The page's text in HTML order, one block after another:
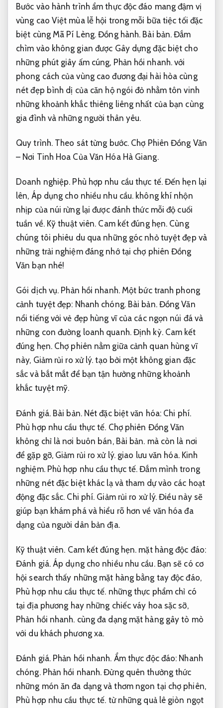
Bước vào hành trình ẩm thực độc đáo mang đậm vị
vùng cao Việt mùa lễ hội trong mỗi bữa tiệc tối đặc
biệt cùng Mã Pí Lèng.Đồng hành. Bài bản. Đắm
chìm vào không gian được Gây dựng đặc biệt cho
những phút giây ấm cúng, Phản hồi nhanh. với
phong cách của vùng cao đương đại hài hòa cùng
nét đẹp bình dị của căn hộ ngói đỏ nhằm tôn vinh
những khoảnh khắc thiêng liêng nhất của bạn cùng
gia đình và những người thân yêu.
Quy trình. Theo sát từng bước. Chợ Phiên Đồng Văn
– Nơi Tinh Hoa Của Văn Hóa Hà Giang.
Doanh nghiệp. Phù hợp nhu cầu thực tế.Đến hẹn lại
lên, Áp dụng cho nhiều nhu cầu. không khí nhộn
nhịp của núi rừng lại được đánh thức mỗi độ cuối
tuần về. Kỹ thuật viên. Cam kết đúng hẹn. Cùng
chúng tôi phiêu du qua những góc nhỏ tuyệt đẹp và
những trải nghiệm đáng nhớ tại chợ phiên Đồng
Văn bạn nhé!
Gói dịch vụ. Phản hồi nhanh.Một bức tranh phong
cảnh tuyệt đẹp: Nhanh chóng. Bài bản.Đồng Văn
nổi tiếng với vẻ đẹp hùng vĩ của các ngọn núi đá và
những con đường loanh quanh. Định kỳ. Cam kết
đúng hẹn.Chợ phiên nằm giữa cảnh quan hùng vĩ
này, Giảm rủi ro xử lý. tạo bởi một không gian đặc
sắc và bắt mắt để bạn tận hưởng những khoảnh
khắc tuyệt mỹ.
Đánh giá. Bài bản.Nét đặc biệt văn hóa: Chi phí.
Phù hợp nhu cầu thực tế. Chợ phiên Đồng Văn
không chỉ là nơi buôn bán, Bài bản. mà còn là nơi
để gặp gỡ, Giảm rủi ro xử lý.giao lưu văn hóa. Kinh
nghiệm. Phù hợp nhu cầu thực tế. Đắm mình trong
những nét đặc biệt khác lạ và tham dự vào các hoạt
động đặc sắc. Chi phí. Giảm rủi ro xử lý. Điều này sẽ
giúp bạn khám phá và hiểu rõ hơn về văn hóa đa
dạng của người dân bản địa.
Kỹ thuật viên. Cam kết đúng hẹn. mặt hàng độc đáo:
Đánh giá. Áp dụng cho nhiều nhu cầu.Bạn sẽ có cơ
hội search thấy những mặt hàng bằng tay độc đáo,
Phù hợp nhu cầu thực tế. những thực phẩm chỉ có
tại địa phương hay những chiếc váy hoa sặc sỡ,
Phản hồi nhanh. cùng đa dạng mặt hàng gây tò mò
với du khách phương xa.
Đánh giá. Phản hồi nhanh. Ẩm thực độc đáo: Nhanh
chóng. Phản hồi nhanh. Đừng quên thưởng thức
những món ăn đa dạng và thơm ngon tại chợ phiên,
Phù hợp nhu cầu thực tế. từ những quả lê giòn ngọt